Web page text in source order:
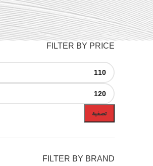
FILTER BY PRICE
تصفية
FILTER BY BRAND